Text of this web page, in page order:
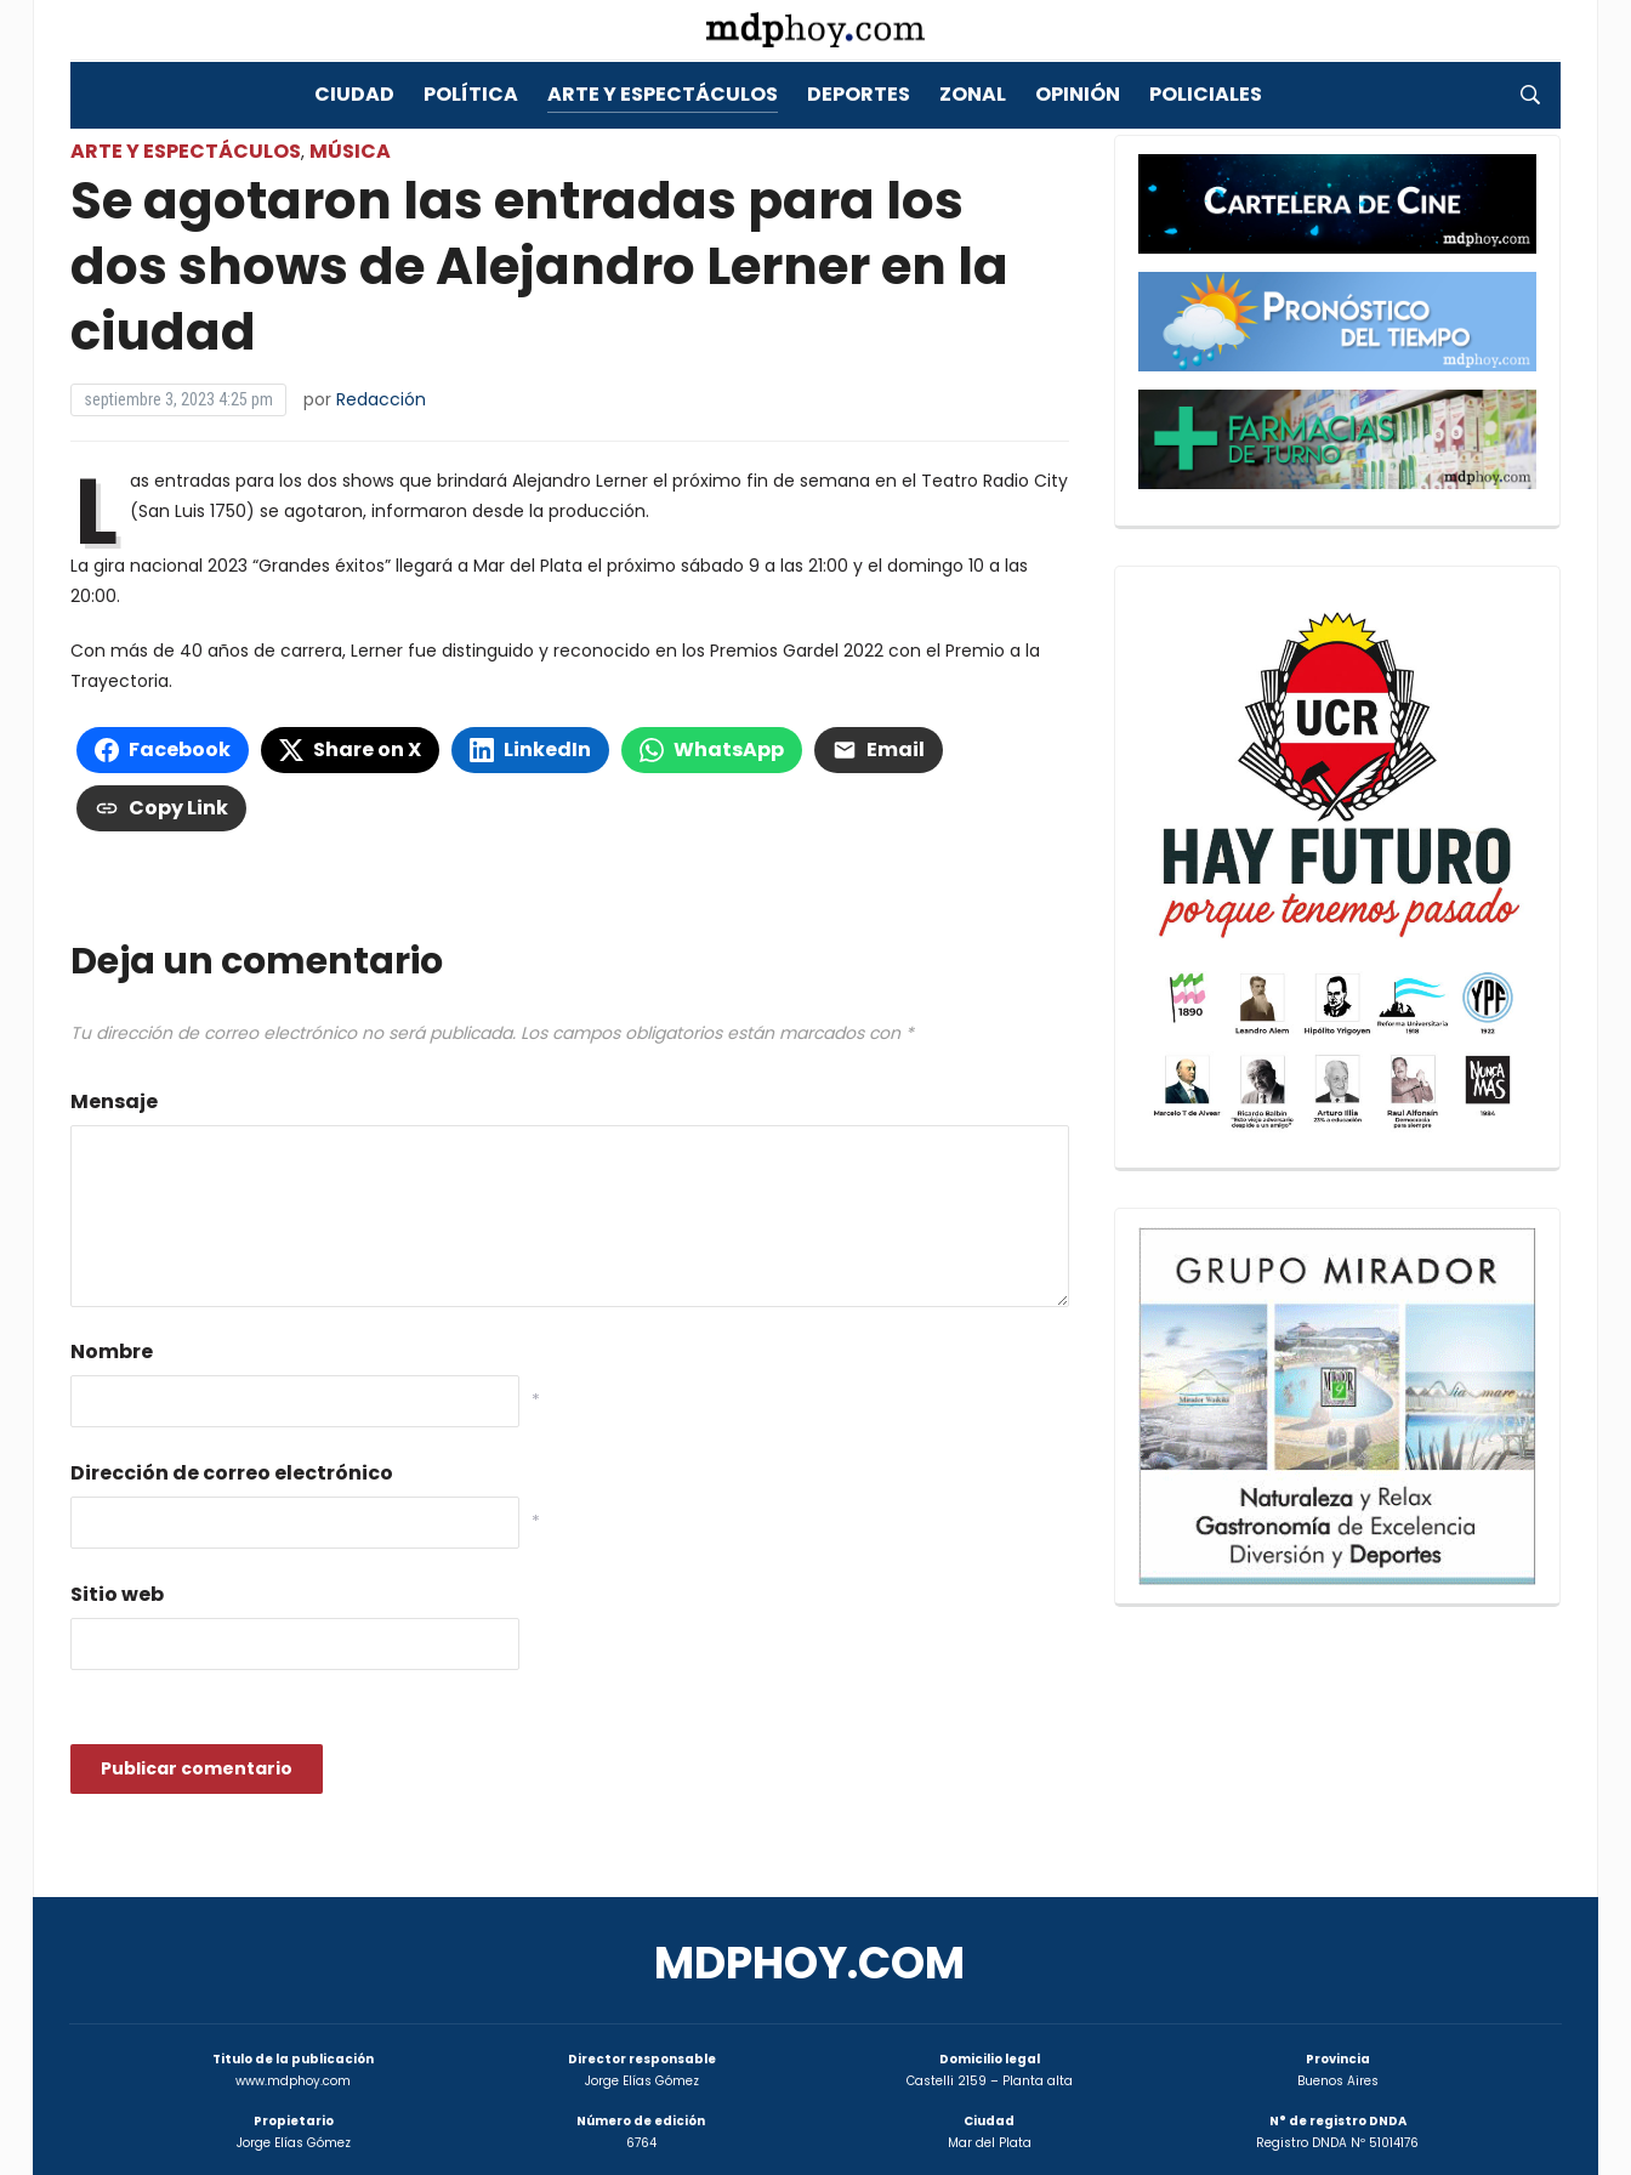
CIUDAD POLÍTICA ARTE Y ESPECTÁCULOS DEPORTES ZONAL OPINIÓN POLICIALES
ARTE Y ESPECTÁCULOS, MÚSICA
Se agotaron las entradas para los
dos shows de Alejandro Lerner en la
ciudad
septiembre 3, 2023 4:25 pm por Redacción
L as entradas para los dos shows que brindará Alejandro Lerner el próximo fin de semana en el Teatro Radio City
(San Luis 1750) se agotaron, informaron desde la producción.
La gira nacional 2023 “Grandes éxitos” llegará a Mar del Plata el próximo sábado 9 a las 21:00 y el domingo 10 a las
20:00.
Con más de 40 años de carrera, Lerner fue distinguido y reconocido en los Premios Gardel 2022 con el Premio a la
Trayectoria.
Facebook Share on X LinkedIn WhatsApp Email
Copy Link
Deja un comentario
Tu dirección de correo electrónico no será publicada. Los campos obligatorios están marcados con *
Mensaje
Nombre
*
Dirección de correo electrónico
*
Sitio web
MDPHOY.COM
Titulo de la publicación
www.mdphoy.com
Propietario
Jorge Elías Gómez
Director responsable
Jorge Elías Gómez
Número de edición
6764
Domicilio legal
Castelli 2159 – Planta alta
Ciudad
Mar del Plata
Provincia
Buenos Aires
N° de registro DNDA
Registro DNDA Nº 51014176